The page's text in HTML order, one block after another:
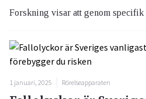
Forskning visar att genom specifik
1 januari, 2025 Rörelseapparaten